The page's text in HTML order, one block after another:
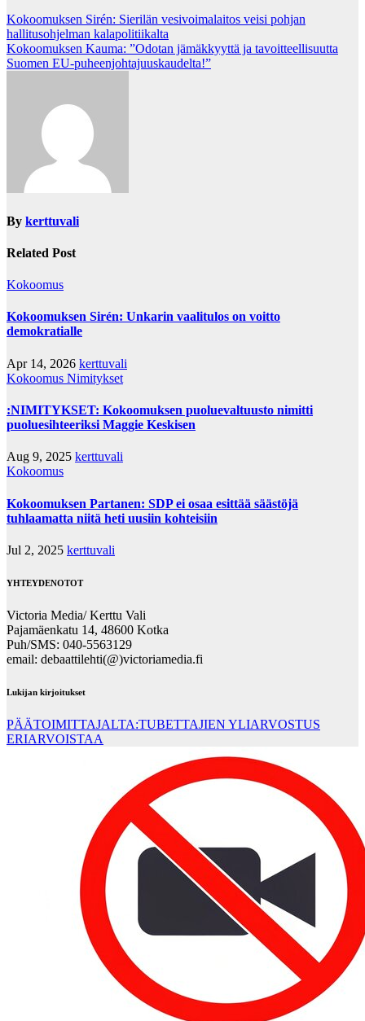
Post
navigation
Kokoomuksen Sirén: Sierilän vesivoimalaitos veisi pohjan
hallitusohjelman kalapolitiikalta
Kokoomuksen Kauma: ”Odotan jämäkkyyttä ja tavoitteellisuutta
Suomen EU-puheenjohtajuuskaudelta!”
By kerttuvali
Related Post
Kokoomus
Kokoomuksen Sirén: Unkarin vaalitulos on voitto
demokratialle
Apr 14, 2026 kerttuvali
Kokoomus Nimitykset
:NIMITYKSET: Kokoomuksen puoluevaltuusto nimitti
puoluesihteeriksi Maggie Keskisen
Aug 9, 2025 kerttuvali
Kokoomus
Kokoomuksen Partanen: SDP ei osaa esittää säästöjä
tuhlaamatta niitä heti uusiin kohteisiin
Jul 2, 2025 kerttuvali
YHTEYDENOTOT
Victoria Media/ Kerttu Vali
Pajamäenkatu 14, 48600 Kotka
Puh/SMS: 040-5563129
email: debaattilehti(@)victoriamedia.fi
Lukijan kirjoitukset
PÄÄTOIMITTAJALTA:TUBETTAJIEN YLIARVOSTUS
ERIARVOISTAA